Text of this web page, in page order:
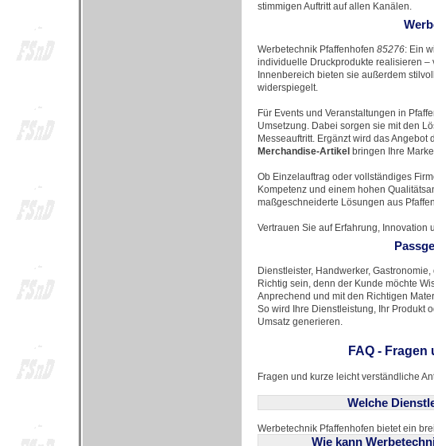
stimmigen Auftritt auf allen Kanälen.
Werbetechnik Pfaffenhofen 85276: Ein
individuelle Druckprodukte realisieren –
Innenbereich bieten sie außerdem
widerspiegelt.
Für Events und Veranstaltungen in
Umsetzung. Dabei sorgen sie mit den
Messeauftritt. Ergänzt wird das Angebot
Merchandise-Artikel bringen Ihre
Ob Einzelauftrag oder vollständiges
Kompetenz und einem hohen
maßgeschneiderte Lösungen aus
Vertrauen Sie auf Erfahrung, Innovation
Dienstleister, Handwerker,
Richtig sein, denn der Kunde möchte
Anprechend und mit den Richtigen
So wird Ihre Dienstleistung, Ihr Produkt
Umsatz generieren.
FAQ -
Fragen und kurze leicht verständliche
Welche
Werbetechnik Pfaffenhofen bietet ein
Fahrzeugfolierung und Autofolierung.
Wie kann